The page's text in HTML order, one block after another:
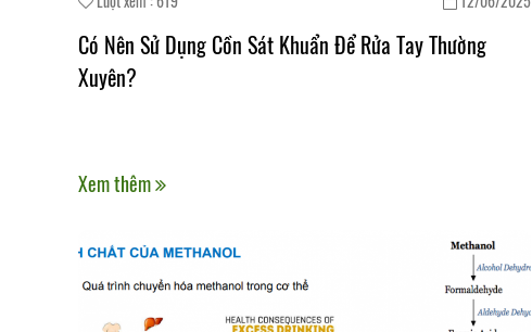
Có Nên Sử Dụng Cồn Sát Khuẩn Để Rửa Tay Thường
Xuyên?
Xem thêm